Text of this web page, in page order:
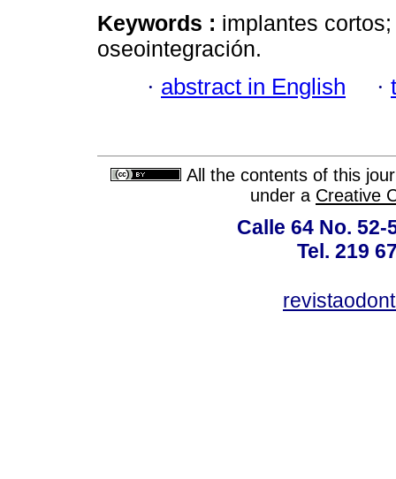
Keywords : implantes
oseointegración.
· abstract in English ·
All the contents of this
under a Creative
Calle 64 No. 52-
Tel. 219